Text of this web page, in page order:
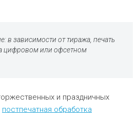
в зависимости от тиража, печать
цифровом или офсетном
и праздничных
постпечатная обработка